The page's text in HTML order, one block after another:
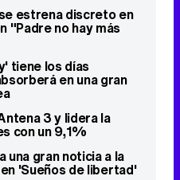
estrena discreto en
"Padre no hay más
tiene los días
en una gran
3 y lidera la
con un 9,1%
una gran noticia a la
'Sueños de libertad'